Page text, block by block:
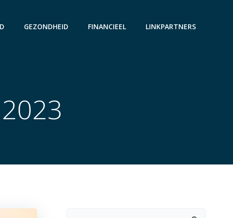
GEZONDHEID FINANCIEEL LINKPARTNERS